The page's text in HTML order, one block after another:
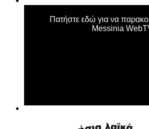
Πατήστε εδώ για να
Messinia